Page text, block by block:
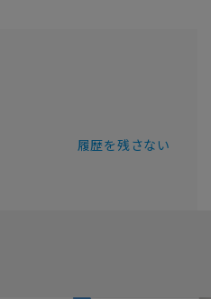
履歴を残さない